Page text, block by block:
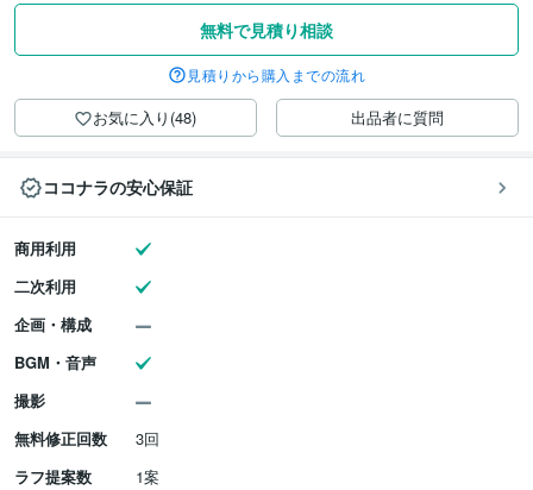
無料で見積り相談
見積りから購入までの流れ
お気に入り(48) 出品者に質問
ココナラの安心保証
商用利用
二次利用
企画・構成
BGM・音声
撮影
無料修正回数
3回
ラフ提案数
1案